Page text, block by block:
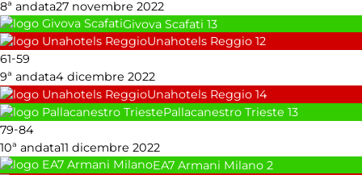
8ª andata27 novembre 2022
Givova Scafati 13
Unahotels Reggio 12
61-59
9ª andata4 dicembre 2022
Unahotels Reggio 14
Pallacanestro Trieste 13
79-84
10ª andata11 dicembre 2022
EA7 Armani Milano 2